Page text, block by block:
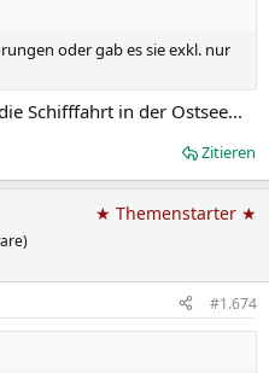
oder gab es sie exkl. nur
Schifffahrt in der Ostsee...
Zitieren
★ Themenstarter ★
#1.674